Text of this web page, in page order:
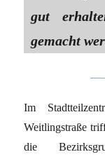
gut
gemacht
Im
Weitlingstraße
die